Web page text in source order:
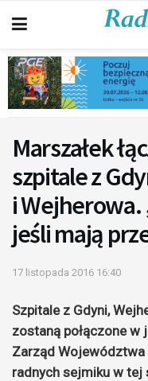
Marszałek
szpitale z
i Wejherowa.
jeśli mają
17 listopada 2016 16:40
Szpitale z Gdyni,
zostaną połączone w
Zarząd Województwa
radnych sejmiku w tej